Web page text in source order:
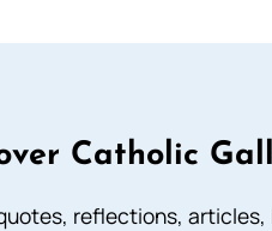
Catholic
reflections,